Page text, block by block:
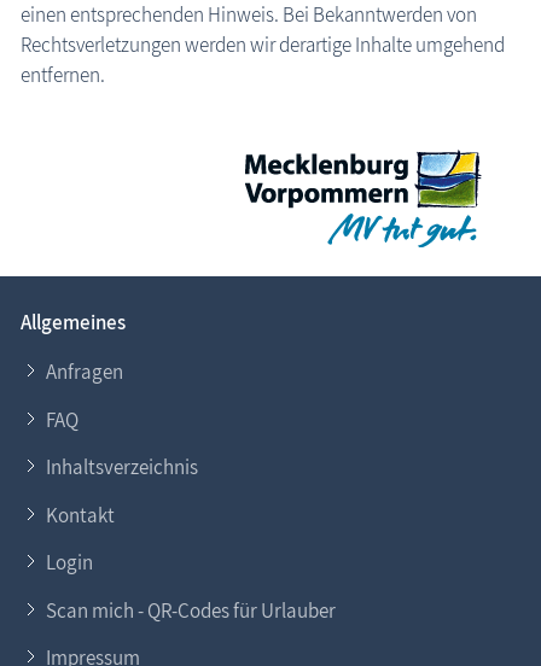
einen entsprechenden Hinweis. Bei Bekanntwerden von
Rechtsverletzungen werden wir derartige Inhalte umgehend
entfernen.
Allgemeines
Anfragen
FAQ
Inhaltsverzeichnis
Kontakt
Login
Scan mich - QR-Codes für Urlauber
Impressum